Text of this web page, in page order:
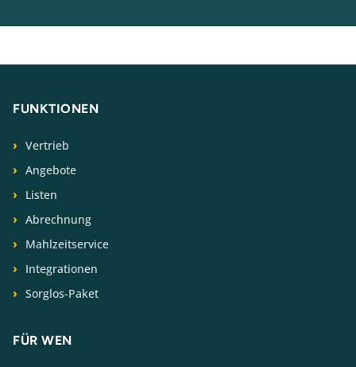
FUNKTIONEN
Vertrieb
Angebote
Listen
Abrechnung
Mahlzeitservice
Integrationen
Sorglos-Paket
FÜR WEN